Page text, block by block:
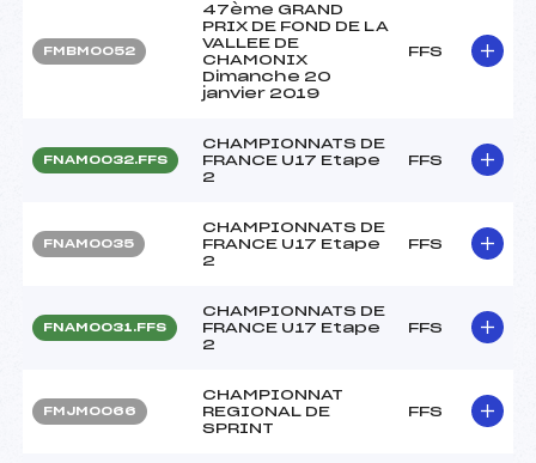
FMBM0052
47ème GRAND
PRIX DE FOND DE LA
VALLEE DE
CHAMONIX
Dimanche 20
janvier 2019
FFS
FNAM0032.FFS
CHAMPIONNATS DE
FRANCE U17 Etape
2
FFS
FNAM0035
CHAMPIONNATS DE
FRANCE U17 Etape
2
FFS
FNAM0031.FFS
CHAMPIONNATS DE
FRANCE U17 Etape
2
FFS
FMJM0066
CHAMPIONNAT
REGIONAL DE
SPRINT
FFS